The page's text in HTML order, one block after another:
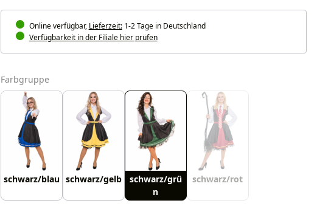
Online verfügbar, Lieferzeit:1-2 Tage in Deutschland
Verfügbarkeit in der Filiale hier prüfen
Farbgruppeauswählen
schwarz/blau schwarz/gelb
schwarz/grü
n
schwarz/rot